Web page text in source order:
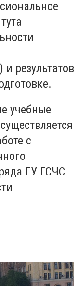
результатов
учебные
с
ГУ ГСЧС